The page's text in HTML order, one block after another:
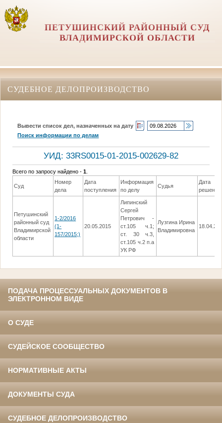
ПЕТУШИНСКИЙ РАЙОННЫЙ СУД
ВЛАДИМИРСКОЙ ОБЛАСТИ
СУДЕБНОЕ ДЕЛОПРОИЗВОДСТВО
Вывести список дел, назначенных на дату
Поиск информации по делам
УИД: 33RS0015-01-2015-002629-82
Всего по запросу найдено -1
Суд
Номер
дела
Дата
поступления
Информация
по делу
Судья
Дата
решения
Петушинский
районный суд
Владимирской
области
1-2/2016
(1-
157/2015;)
20.05.2015
Липинский
Сергей
Петрович -
ст.105 ч.1;
ст. 30 ч.3,
ст.105 ч.2 п.а
УК РФ
Лузгина Ирина
Владимировна
ПОДАЧА ПРОЦЕССУАЛЬНЫХ ДОКУМЕНТОВ В
ЭЛЕКТРОННОМ ВИДЕ
О СУДЕ
СУДЕЙСКОЕ СООБЩЕСТВО
НОРМАТИВНЫЕ АКТЫ
ДОКУМЕНТЫ СУДА
СУДЕБНОЕ ДЕЛОПРОИЗВОДСТВО